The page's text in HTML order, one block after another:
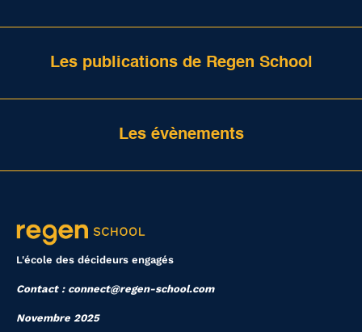
Les publications de Regen School
Les évènements
L'école des décideurs engagés
Contact : connect@regen-school.com
Novembre 2025